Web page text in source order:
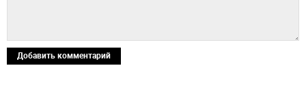
Добавить комментарий